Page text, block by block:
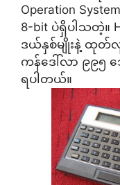
Operation
8-bit ပဲရှိပါသတဲ့။
ဒယ်နှစ်မျိုးနဲ့ ထုတ်လု
ကန်ဒေါ်လာ ၉၉၅
ရပါတယ်။